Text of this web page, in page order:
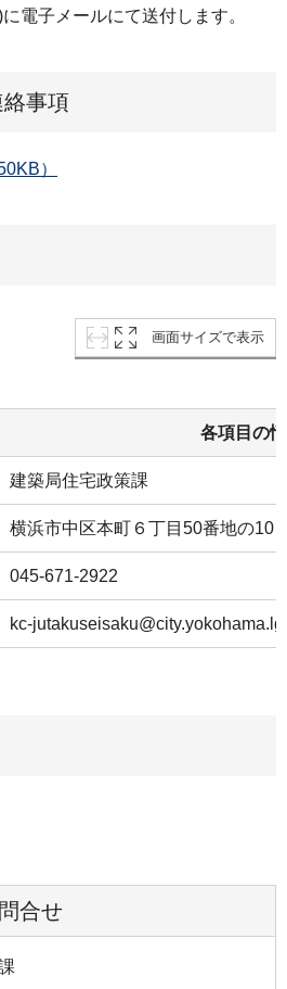
電子メールにて送付します。
事項
）
画面サイズで表示
各項目の
建築局住宅政策課
横浜市中区本町６丁目50番地の
045-671-2922
kc-
合せ